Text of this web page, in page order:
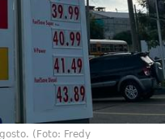
(Foto: Fredy